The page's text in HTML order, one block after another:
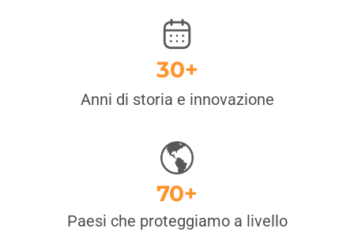
30+
Anni di storia e innovazione
70+
Paesi che proteggiamo a livello